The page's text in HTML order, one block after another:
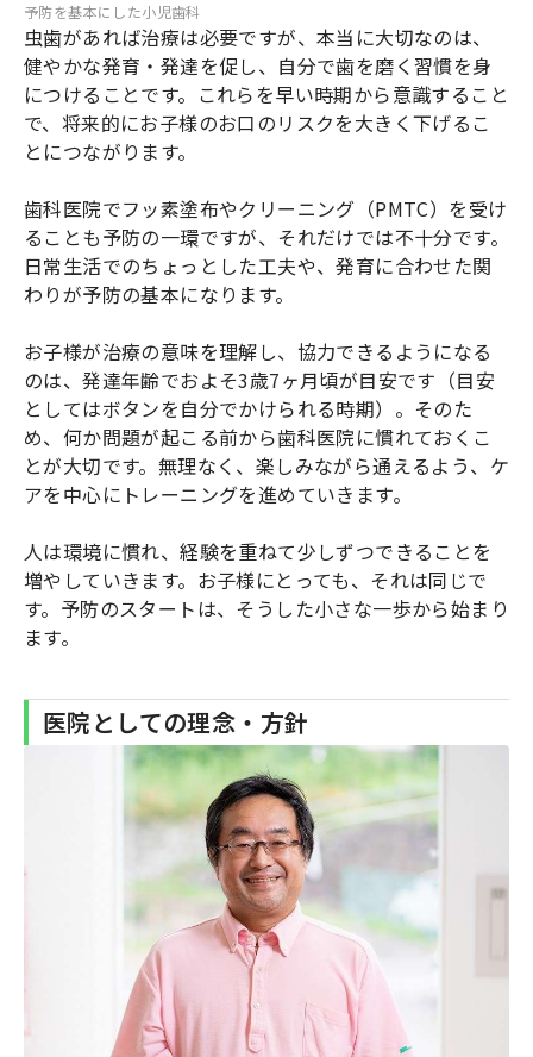
予防を基本にした小児歯科
虫歯があれば治療は必要ですが、本当に大切なのは、
健やかな発育・発達を促し、自分で歯を磨く習慣を身
につけることです。これらを早い時期から意識すること
で、将来的にお子様のお口のリスクを大きく下げるこ
とにつながります。
歯科医院でフッ素塗布やクリーニング（PMTC）を受け
ることも予防の一環ですが、それだけでは不十分です。
日常生活でのちょっとした工夫や、発育に合わせた関
わりが予防の基本になります。
お子様が治療の意味を理解し、協力できるようになる
のは、発達年齢でおよそ3歳7ヶ月頃が目安です（目安
としてはボタンを自分でかけられる時期）。そのた
め、何か問題が起こる前から歯科医院に慣れておくこ
とが大切です。無理なく、楽しみながら通えるよう、ケ
アを中心にトレーニングを進めていきます。
人は環境に慣れ、経験を重ねて少しずつできることを
増やしていきます。お子様にとっても、それは同じで
す。予防のスタートは、そうした小さな一歩から始まり
ます。
医院としての理念・方針